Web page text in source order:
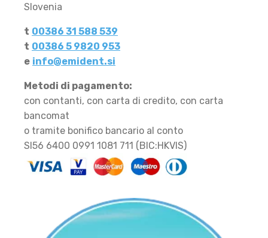
Slovenia
t 00386 31 588 539
t 00386 5 9820 953
e info@emident.si
Metodi di pagamento:
con contanti, con carta di credito, con carta
bancomat
o tramite bonifico bancario al conto
SI56 6400 0991 1081 711 (BIC:HKVIS)